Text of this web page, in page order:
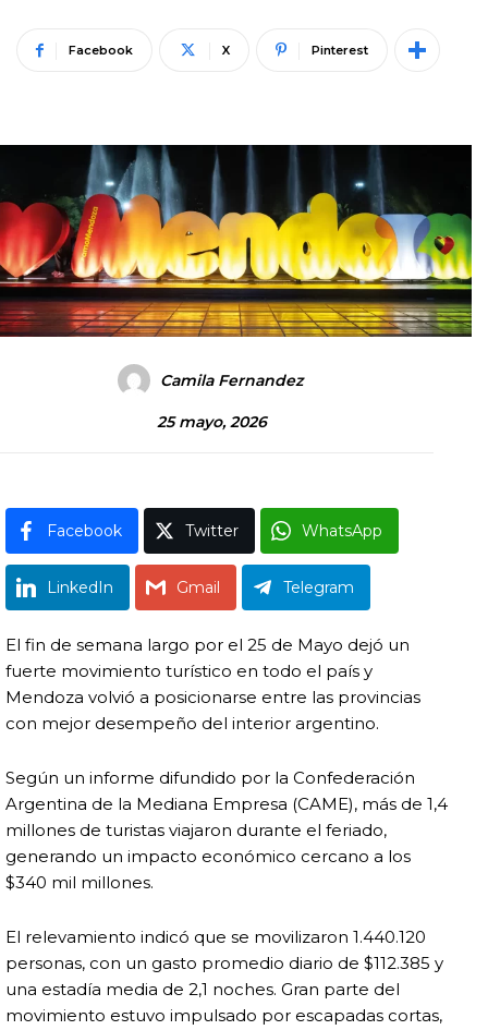
Facebook X Pinterest
Camila Fernandez
25 mayo, 2026
Facebook Twitter WhatsApp
LinkedIn Gmail Telegram
El fin de semana largo por el 25 de Mayo dejó un
fuerte movimiento turístico en todo el país y
Mendoza volvió a posicionarse entre las provincias
con mejor desempeño del interior argentino.
Según un informe difundido por la Confederación
Argentina de la Mediana Empresa (CAME), más de 1,4
millones de turistas viajaron durante el feriado,
generando un impacto económico cercano a los
$340 mil millones.
El relevamiento indicó que se movilizaron 1.440.120
personas, con un gasto promedio diario de $112.385 y
una estadía media de 2,1 noches. Gran parte del
movimiento estuvo impulsado por escapadas cortas,